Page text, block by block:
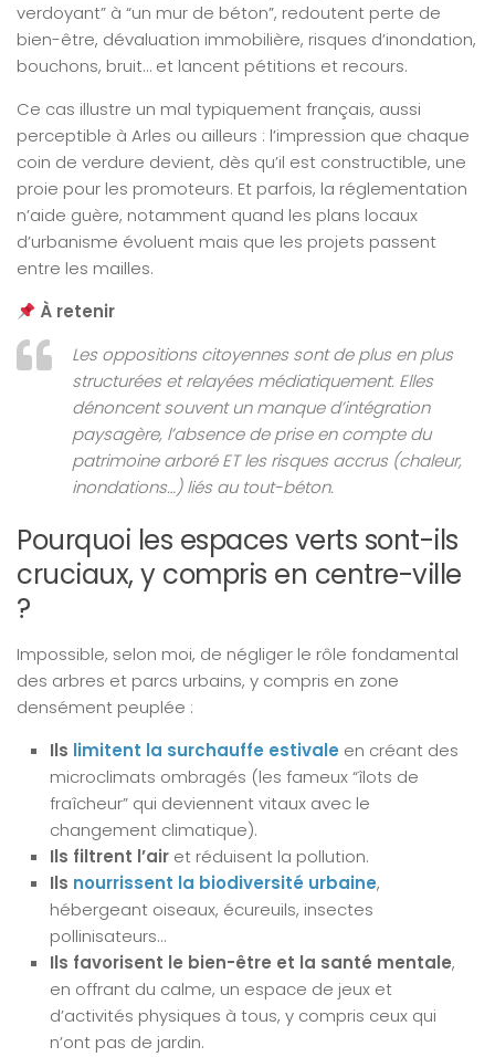
verdoyant” à “un mur de béton”, redoutent perte de
bien-être, dévaluation immobilière, risques d’inondation,
bouchons, bruit… et lancent pétitions et recours.
Ce cas illustre un mal typiquement français, aussi
perceptible à Arles ou ailleurs : l’impression que chaque
coin de verdure devient, dès qu’il est constructible, une
proie pour les promoteurs. Et parfois, la réglementation
n’aide guère, notamment quand les plans locaux
d’urbanisme évoluent mais que les projets passent
entre les mailles.
À retenir
Les oppositions citoyennes sont de plus en plus
structurées et relayées médiatiquement. Elles
dénoncent souvent un manque d’intégration
paysagère, l’absence de prise en compte du
patrimoine arboré ET les risques accrus (chaleur,
inondations…) liés au tout-béton.
Pourquoi les espaces verts sont-ils
cruciaux, y compris en centre-ville
?
Impossible, selon moi, de négliger le rôle fondamental
des arbres et parcs urbains, y compris en zone
densément peuplée :
Ils limitent la surchauffe estivale en créant des
microclimats ombragés (les fameux “îlots de
fraîcheur” qui deviennent vitaux avec le
changement climatique).
Ils filtrent l’air et réduisent la pollution.
Ils nourrissent la biodiversité urbaine,
hébergeant oiseaux, écureuils, insectes
pollinisateurs…
Ils favorisent le bien-être et la santé mentale,
en offrant du calme, un espace de jeux et
d’activités physiques à tous, y compris ceux qui
n’ont pas de jardin.